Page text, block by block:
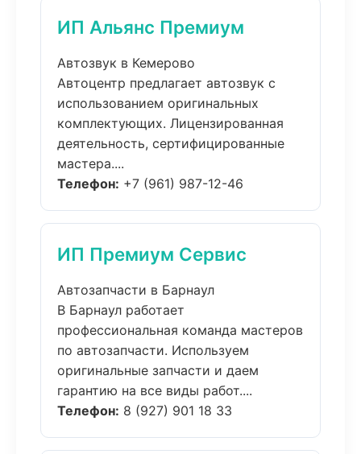
ИП Альянс Премиум
Автозвук в Кемерово
Автоцентр предлагает автозвук с
использованием оригинальных
комплектующих. Лицензированная
деятельность, сертифицированные
мастера....
Телефон: +7 (961) 987-12-46
ИП Премиум Сервис
Автозапчасти в Барнаул
В Барнаул работает
профессиональная команда мастеров
по автозапчасти. Используем
оригинальные запчасти и даем
гарантию на все виды работ....
Телефон: 8 (927) 901 18 33